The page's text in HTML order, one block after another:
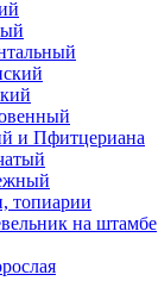
и Пфитцериана
топиарии
на штамбе